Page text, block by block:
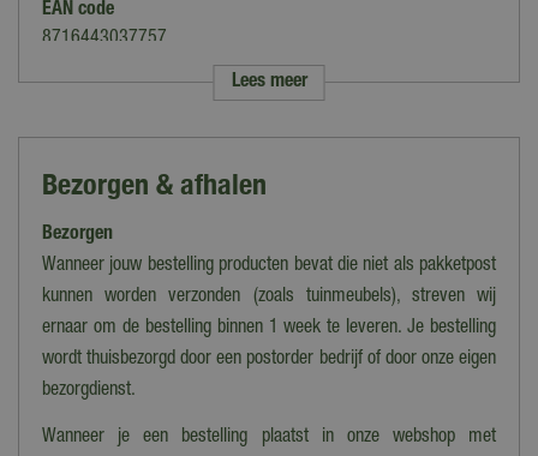
EAN code
8716443037757
Merk
Zwart
Uitvoering
Rond
Geschikt voor
Gewicht
Lees meer
Bezorgen & afhalen
Bezorgen
Wanneer jouw bestelling producten bevat die niet als pakketpost
kunnen worden verzonden (zoals tuinmeubels), streven wij
ernaar om de bestelling binnen 1 week te leveren. Je bestelling
wordt thuisbezorgd door een postorder bedrijf of door onze eigen
bezorgdienst.
Wanneer je een bestelling plaatst in onze webshop met